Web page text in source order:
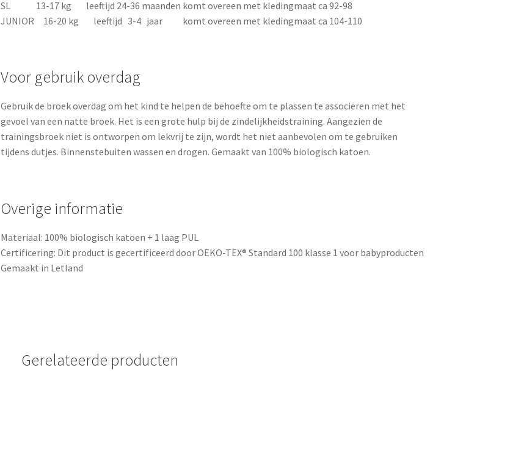
SL 13-17 kg leeftijd 24-36 maanden komt overeen met kledingmaat ca 92-98
JUNIOR 16-20 kg leeftijd 3-4 jaar komt overeen met kledingmaat ca 104-110
Voor gebruik overdag
Gebruik de broek overdag om het kind te helpen de behoefte om te plassen te associëren met het
gevoel van een natte broek. Het is een grote hulp bij de zindelijkheidstraining. Aangezien de
trainingsbroek niet is ontworpen om lekvrij te zijn, wordt het niet aanbevolen om te gebruiken
tijdens dutjes. Binnenstebuiten wassen en drogen. Gemaakt van 100% biologisch katoen.
Overige informatie
Materiaal: 100% biologisch katoen + 1 laag PUL
Certificering: Dit product is gecertificeerd door OEKO-TEX® Standard 100 klasse 1 voor babyproducten
Gemaakt in Letland
Gerelateerde producten